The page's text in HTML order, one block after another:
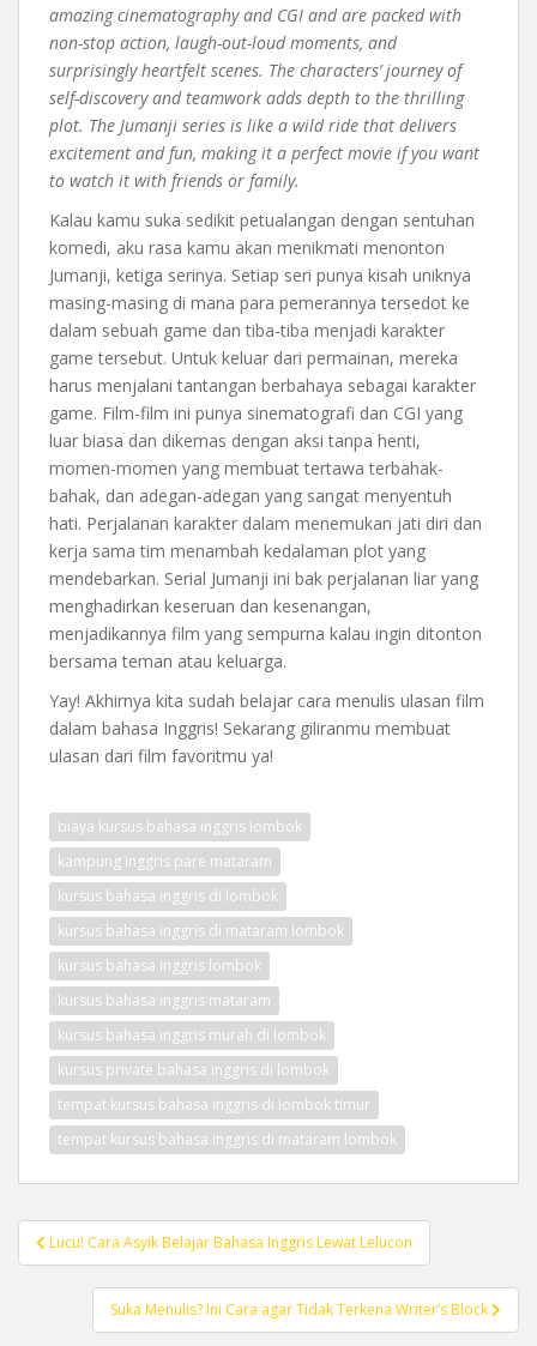
amazing cinematography and CGI and are packed with
non-stop action, laugh-out-loud moments, and
surprisingly heartfelt scenes. The characters’ journey of
self-discovery and teamwork adds depth to the thrilling
plot. The Jumanji series is like a wild ride that delivers
excitement and fun, making it a perfect movie if you want
to watch it with friends or family.
Kalau kamu suka sedikit petualangan dengan sentuhan
komedi, aku rasa kamu akan menikmati menonton
Jumanji, ketiga serinya. Setiap seri punya kisah uniknya
masing-masing di mana para pemerannya tersedot ke
dalam sebuah game dan tiba-tiba menjadi karakter
game tersebut. Untuk keluar dari permainan, mereka
harus menjalani tantangan berbahaya sebagai karakter
game. Film-film ini punya sinematografi dan CGI yang
luar biasa dan dikemas dengan aksi tanpa henti,
momen-momen yang membuat tertawa terbahak-
bahak, dan adegan-adegan yang sangat menyentuh
hati. Perjalanan karakter dalam menemukan jati diri dan
kerja sama tim menambah kedalaman plot yang
mendebarkan. Serial Jumanji ini bak perjalanan liar yang
menghadirkan keseruan dan kesenangan,
menjadikannya film yang sempurna kalau ingin ditonton
bersama teman atau keluarga.
Yay! Akhirnya kita sudah belajar cara menulis ulasan film
dalam bahasa Inggris! Sekarang giliranmu membuat
ulasan dari film favoritmu ya!
biaya kursus bahasa inggris lombok
kampung inggris pare mataram
kursus bahasa inggris di lombok
kursus bahasa inggris di mataram lombok
kursus bahasa inggris lombok
kursus bahasa inggris mataram
kursus bahasa inggris murah di lombok
kursus private bahasa inggris di lombok
tempat kursus bahasa inggris di lombok timur
tempat kursus bahasa inggris di mataram lombok
Post
navigation
Lucu! Cara Asyik Belajar Bahasa Inggris Lewat Lelucon
Suka Menulis? Ini Cara agar Tidak Terkena Writer’s Block